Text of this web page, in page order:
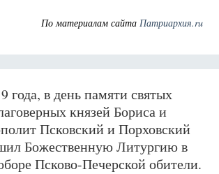
По материалам сайтаПатриархия.ru
года, в день памяти святых
князей Бориса и
Псковский и Порховский
Божественную Литургию в
Псково-Печерской обители.